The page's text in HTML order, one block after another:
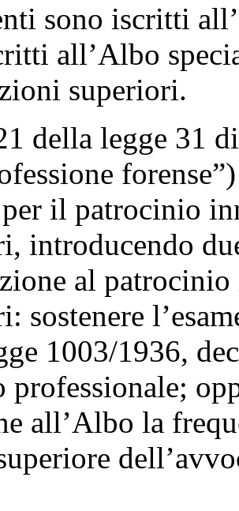
sono iscritti
all’Albo
superiori.
della legge 31
per il patrocinio
introducendo
al
sostenere
1003/1936,
professionale;
all’Albo la